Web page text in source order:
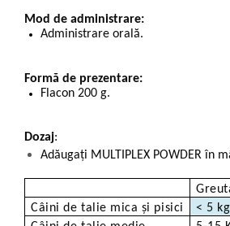
Mod de administrare:
Administrare orală.
Formă de prezentare:
Flacon 200 g.
Dozaj:
Adăugați MULTIPLEX POWDER în
Câini de talie mica și pisici
< 5 kg